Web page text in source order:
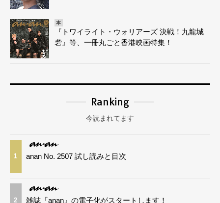
本
『トワイライト・ウォリアーズ 決戦！九龍城
砦』等、一冊丸ごと香港映画特集！
Ranking
今読まれてます
1 anan No. 2507 試し読みと目次
2 雑誌『anan』の電子化がスタートします！